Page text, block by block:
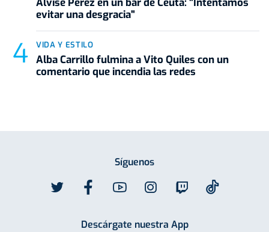
Alvise Pérez en un bar de Ceuta: "Intentamos
evitar una desgracia"
VIDA Y ESTILO
Alba Carrillo fulmina a Vito Quiles con un
comentario que incendia las redes
Síguenos
Descárgate nuestra App